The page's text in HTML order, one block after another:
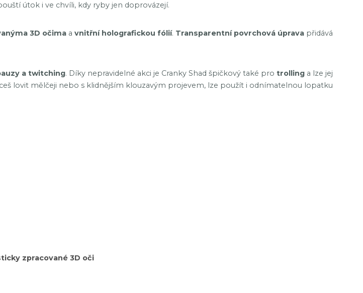
útok i ve chvíli, kdy ryby jen doprovázejí.
3D očima a vnitřní holografickou fólií. Transparentní povrchová úprava přidává
a twitching. Díky nepravidelné akci je Cranky Shad špičkový také pro trolling a lze jej
lovit mělčeji nebo s klidnějším klouzavým projevem, lze použít i odnímatelnou lopatku
zpracované 3D oči